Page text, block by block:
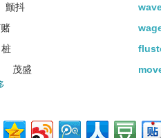
颤抖
桩
茂盛
乱
扰乱